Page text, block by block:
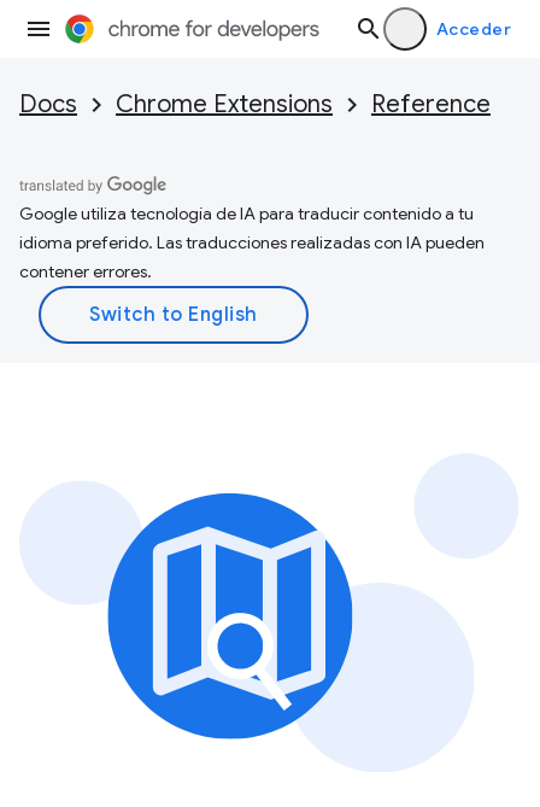
Acceder
Docs Chrome Extensions Reference
Google utiliza tecnología de IA para traducir contenido a tu
idioma preferido. Las traducciones realizadas con IA pueden
contener errores.